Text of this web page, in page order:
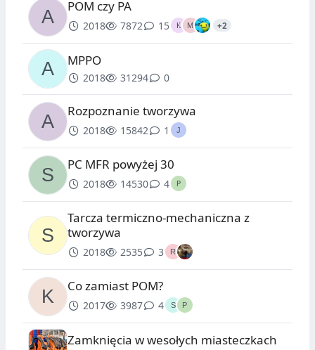
POM czy PA
2018 7872 15 +2
MPPO
2018 31294 0
Rozpoznanie tworzywa
2018 15842 1
PC MFR powyżej 30
2018 14530 4
Tarcza termiczno-mechaniczna z
tworzywa
2018 2535 3
Co zamiast POM?
2017 3987 4
Zamknięcia w wesołych miasteczkach